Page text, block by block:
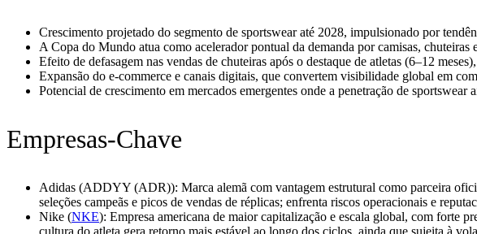
Crescimento projetado do segmento de sportswear até 2028, impulsionado por
A Copa do Mundo atua como acelerador pontual da demanda por camisas,
Efeito de defasagem nas vendas de chuteiras após o destaque de atletas (6–12
Expansão do e‑commerce e canais digitais, que convertem visibilidade global em
Potencial de crescimento em mercados emergentes onde a penetração de
Empresas-Chave
Adidas (ADDYY (ADR)): Marca alemã com vantagem estrutural como parceira
seleções campeãs e picos de vendas de réplicas; enfrenta riscos operacionais e
Nike (NKE): Empresa americana de maior capitalização e escala global, com forte